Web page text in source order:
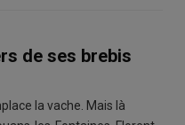
de ses brebis
la vache. Mais là